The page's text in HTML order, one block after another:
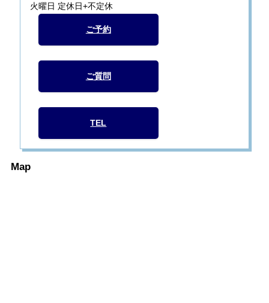
火曜日 定休日+不定休
ご予約
ご質問
TEL
Map